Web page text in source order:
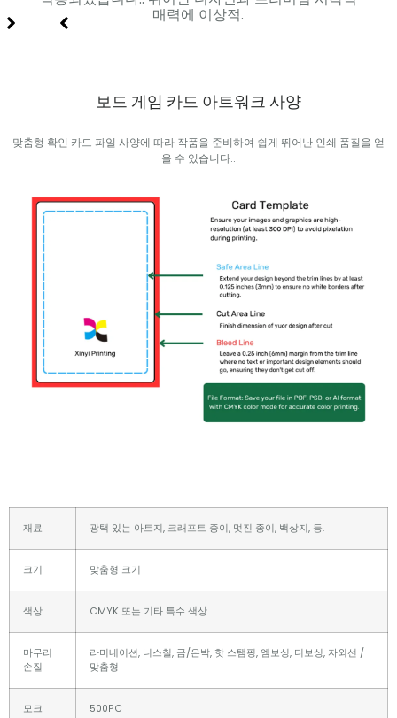
매력에 이상적.
보드 게임 카드 아트워크 사양
맞춤형 확인 카드 파일 사양에 따라 작품을 준비하여 쉽게 뛰어난 인쇄 품질을 얻
을 수 있습니다..
재료 광택 있는 아트지, 크래프트 종이, 멋진 종이, 백상지, 등.
크기 맞춤형 크기
색상 CMYK 또는 기타 특수 색상
마무리
손질
라미네이션, 니스칠, 금/은박, 핫 스탬핑, 엠보싱, 디보싱, 자외선 /
맞춤형
모크 500PC